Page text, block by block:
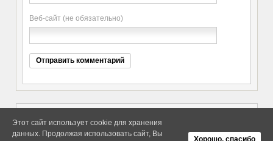
Веб-сайт (не обязательно)
Об Arras WordPress Theme
Copyright elitethings. All Rights
Этот сайт использует cookie для хранения
данных. Продолжая использовать сайт, Вы
Хорошо, спасибо